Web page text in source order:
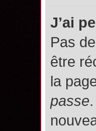
J’ai
Pas
être
la
passe